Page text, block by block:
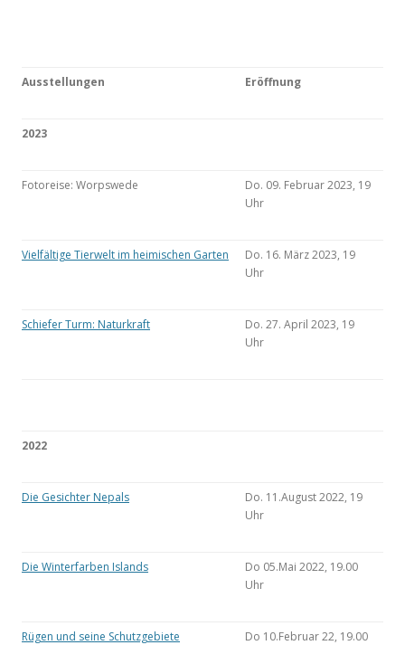
Ausstellungen Eröffnung
2023
Fotoreise: Worpswede
Do. 09. Februar 2023, 19
Uhr
Vielfältige Tierwelt im heimischen Garten
Do. 16. März 2023, 19
Uhr
Schiefer Turm: Naturkraft
Do. 27. April 2023, 19
Uhr
2022
Die Gesichter Nepals
Do. 11.August 2022, 19
Uhr
Die Winterfarben Islands
Do 05.Mai 2022, 19.00
Uhr
Rügen und seine Schutzgebiete
Do 10.Februar 22, 19.00